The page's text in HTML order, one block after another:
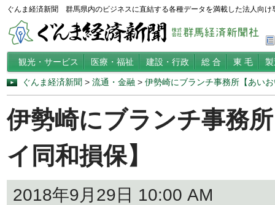
ぐんま経済新聞 群馬県内のビジネスに直結する各種データを満載した法人向け
観光・サービス 医療・福祉 建設・行政 総 合 東 毛
ぐんま経済新聞 > 流通・金融 > 伊勢崎にブランチ事務所【あい
伊勢崎にブランチ事務
イ同和損保】
2018年9月29日 10:00 AM